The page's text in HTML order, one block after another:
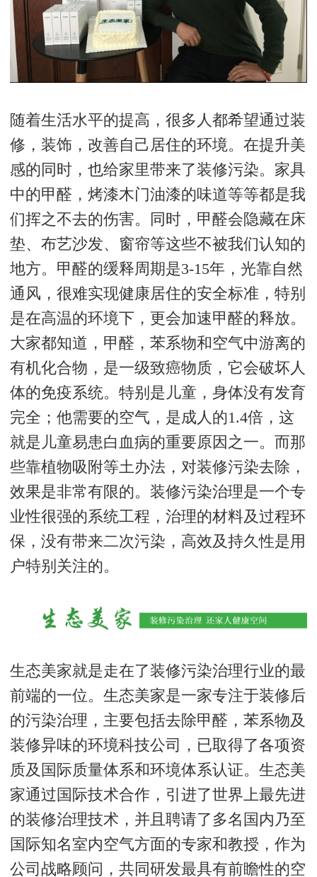
随着生活水平的提高，很多人都希望通过装
修，装饰，改善自己居住的环境。在提升美
感的同时，也给家里带来了装修污染。家具
中的甲醛，烤漆木门油漆的味道等等都是我
们挥之不去的伤害。同时，甲醛会隐藏在床
垫、布艺沙发、窗帘等这些不被我们认知的
地方。甲醛的缓释周期是3-15年，光靠自然
通风，很难实现健康居住的安全标准，特别
是在高温的环境下，更会加速甲醛的释放。
大家都知道，甲醛，苯系物和空气中游离的
有机化合物，是一级致癌物质，它会破坏人
体的免疫系统。特别是儿童，身体没有发育
完全；他需要的空气，是成人的1.4倍，这
就是儿童易患白血病的重要原因之一。而那
些靠植物吸附等土办法，对装修污染去除，
效果是非常有限的。装修污染治理是一个专
业性很强的系统工程，治理的材料及过程环
保，没有带来二次污染，高效及持久性是用
户特别关注的。
生态美家就是走在了装修污染治理行业的最
前端的一位。生态美家是一家专注于装修后
的污染治理，主要包括去除甲醛，苯系物及
装修异味的环境科技公司，已取得了各项资
质及国际质量体系和环境体系认证。生态美
家通过国际技术合作，引进了世界上最先进
的装修治理技术，并且聘请了多名国内乃至
国际知名室内空气方面的专家和教授，作为
公司战略顾问，共同研发最具有前瞻性的空